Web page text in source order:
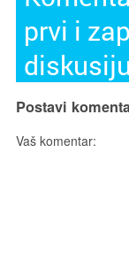
prvi i
Postavi
Vaš komentar: